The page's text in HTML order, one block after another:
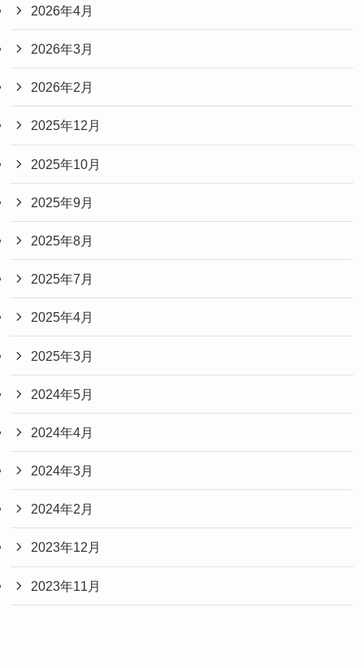
2026年4月
2026年3月
2026年2月
2025年12月
2025年10月
2025年9月
2025年8月
2025年7月
2025年4月
2025年3月
2024年5月
2024年4月
2024年3月
2024年2月
2023年12月
2023年11月